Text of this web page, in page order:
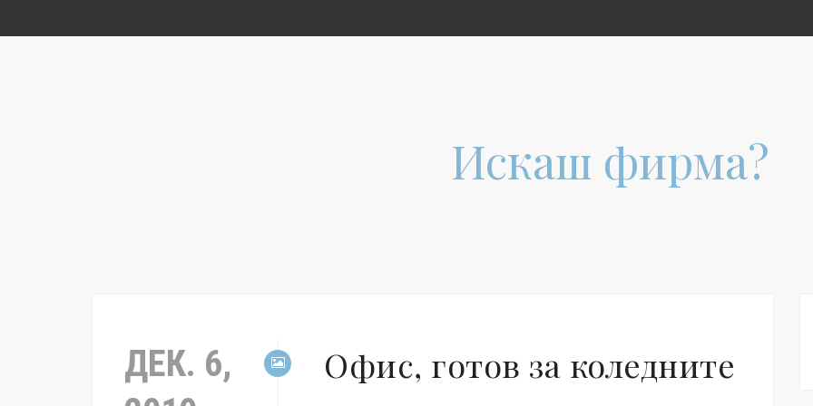
Искаш фирма?
ДЕК. 6,
Офис, готов за коледните